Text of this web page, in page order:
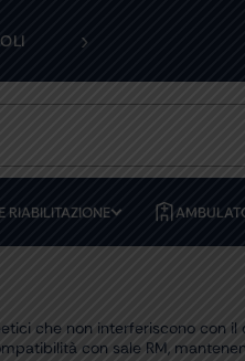
›
RIABILITAZIONE
che non interferiscono con
con sale RM,